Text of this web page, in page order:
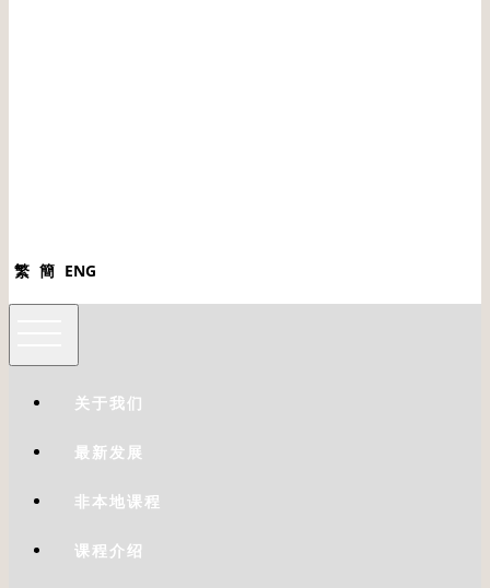
繁 簡 ENG
关于我们
最新发展
非本地课程
课程介绍